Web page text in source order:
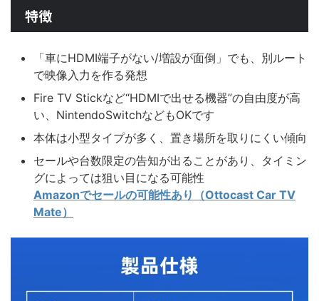
特徴
「車にHDMI端子がない/増設が面倒」でも、別ルート
で映像入力を作る発想
Fire TV Stickなど“HDMIで出せる機器”の自由度が高
い、NintendoSwitchなどもOKです
本体は小型タイプが多く、置き場所を取りにくい傾向
セールや台数限定の告知が出ることがあり、タイミン
グによっては狙い目になる可能性
Amazonでセールの可能性あり（Ottocast Car TV
Mate）